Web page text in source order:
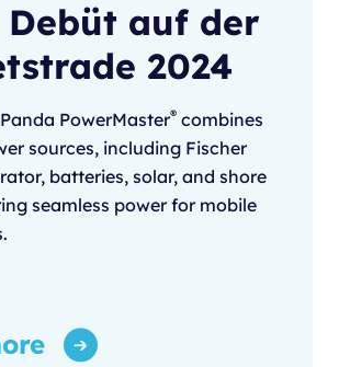
Debüt auf der
2024
PowerMaster® combines
sources, including Fischer
batteries, solar, and shore
seamless power for mobile